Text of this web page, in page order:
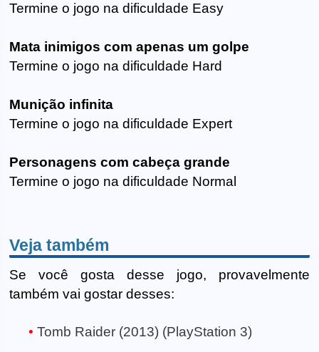
Termine o jogo na dificuldade Easy
Mata inimigos com apenas um golpe
Termine o jogo na dificuldade Hard
Munição infinita
Termine o jogo na dificuldade Expert
Personagens com cabeça grande
Termine o jogo na dificuldade Normal
Veja também
Se você gosta desse jogo, provavelmente
também vai gostar desses:
Tomb Raider (2013) (PlayStation 3)